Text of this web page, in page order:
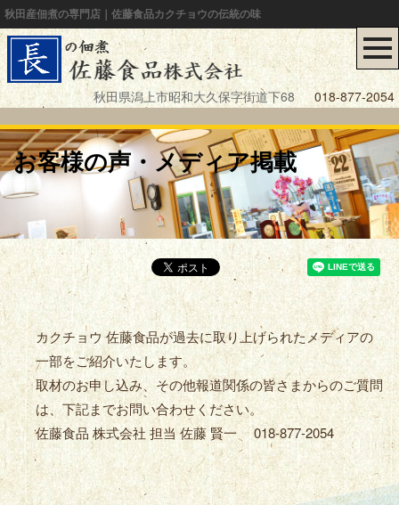
秋田産佃煮の専門店｜佐藤食品カクチョウの伝統の味
秋田県潟上市昭和大久保字街道下68 018-877-2054
お客様の声・メディア掲載
カクチョウ 佐藤食品が過去に取り上げられたメディアの
一部をご紹介いたします。
取材のお申し込み、その他報道関係の皆さまからのご質問
は、下記までお問い合わせください。
佐藤食品 株式会社 担当 佐藤 賢一 018-877-2054